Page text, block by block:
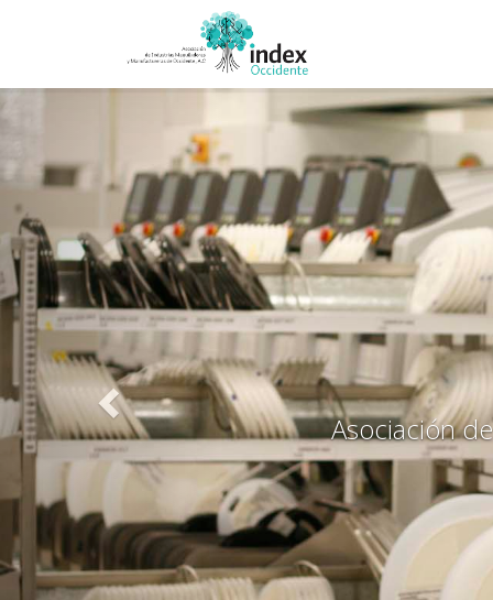
de industrias maquiladoras y
Sinónimo de certidumbre para el
Previous